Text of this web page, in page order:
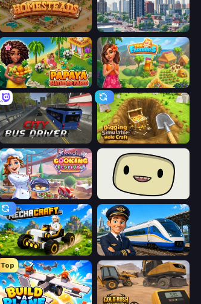
Homesteads: Dream Farm SuperCity 3D
Papaya Summer Farm The Farmers
City Bus Driver Digging Simulator: Hole Craft
Cooking Festival SuperWEIRD
Mechacraft.io Idle Train Empire Tycoon
Top